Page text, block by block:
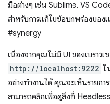
มือต่างๆ เช่น Sublime, VS
สำหรับการแก้ไขข้อบกพร่องของ
#synergy
เนื่องจากคุณไม่มี UI ของเบราว์เ
http://localhost:9222 ใ
อย่างทำงานได้ คุณจะเห็นรายก
สามารถคลิกเพื่อดูสิ่งที่